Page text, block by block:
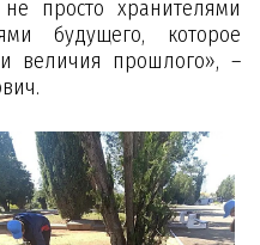
просто хранителями
будущего, которое
величия прошлого», –